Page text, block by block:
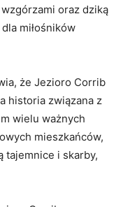
oraz dziką
miłośników
że Jezioro Corrib
historia związana z
wielu ważnych
mieszkańców,
tajemnice i skarby,